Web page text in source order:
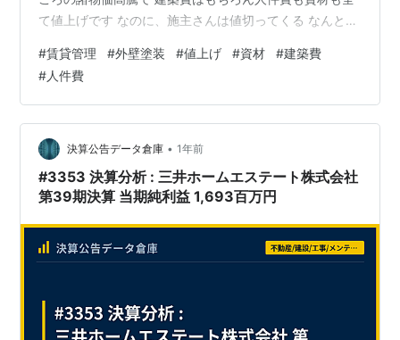
て値上げです なのに、施主さんは値切ってくる なんとも
で、あまりにも 不当に値下げ要求してくるところは優し
くお断りします うちだって儲けなければ食っていけない
わい お互い様なので この苦境をみんなで乗り越えていき
ましょう！
#賃貸管理 #外壁塗装 #値上げ #資材 #建築費
#人件費
決算公告データ倉庫 • 1年前
#3353 決算分析 : 三井ホームエステート株式会社
第39期決算 当期純利益 1,693百万円